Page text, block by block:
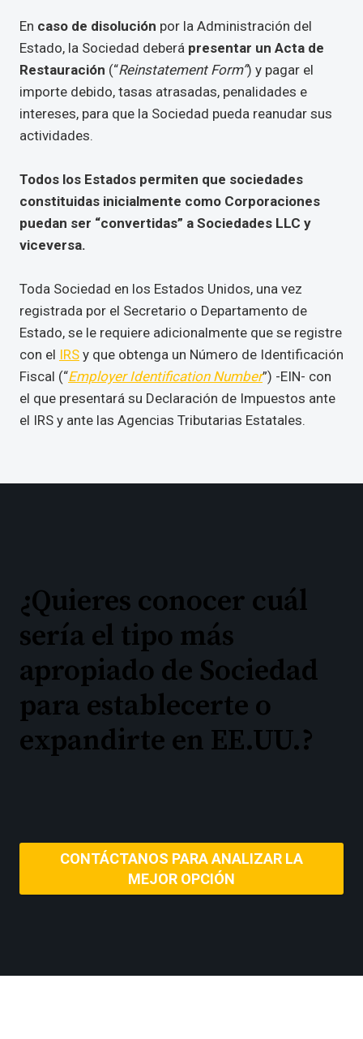
En caso de disolución por la Administración del
Estado, la Sociedad deberá presentar un Acta de
Restauración (“Reinstatement Form”) y pagar el
importe debido, tasas atrasadas, penalidades e
intereses, para que la Sociedad pueda reanudar sus
actividades.
Todos los Estados permiten que sociedades
constituidas inicialmente como Corporaciones
puedan ser “convertidas” a Sociedades LLC y
viceversa.
Toda Sociedad en los Estados Unidos, una vez
registrada por el Secretario o Departamento de
Estado, se le requiere adicionalmente que se registre
con el IRS y que obtenga un Número de Identificación
Fiscal (“Employer Identification Number”) -EIN- con
el que presentará su Declaración de Impuestos ante
el IRS y ante las Agencias Tributarias Estatales.
¿Quieres conocer cuál
sería el tipo más
apropiado de Sociedad
para establecerte o
expandirte en EE.UU.?
CONTÁCTANOS PARA ANALIZAR LA
MEJOR OPCIÓN